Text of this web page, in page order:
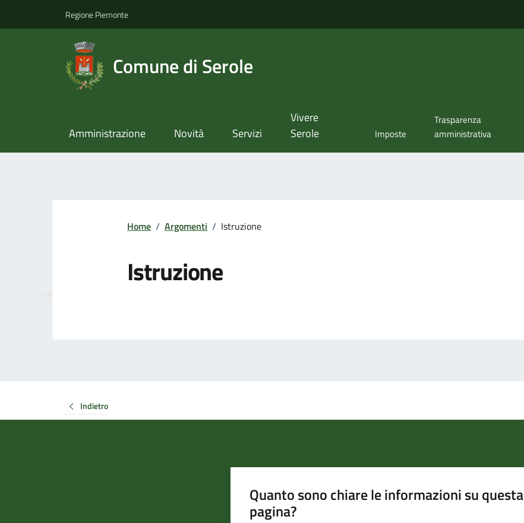
Regione Piemonte
Comune di Serole
Amministrazione Novità Servizi
Vivere
Serole
Imposte
Trasparenza
amministrativa
Home / Argomenti / Istruzione
Istruzione
Indietro
Quanto sono chiare le informazioni su questa
pagina?